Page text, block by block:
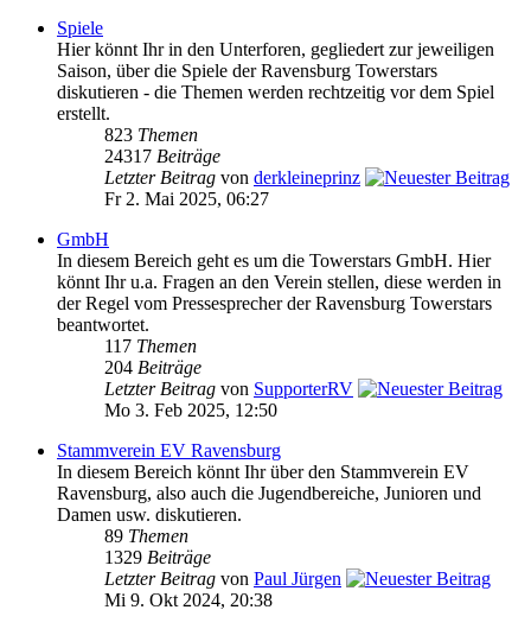
Spiele
Hier könnt Ihr in den Unterforen, gegliedert zur jeweiligen
Saison, über die Spiele der Ravensburg Towerstars
diskutieren - die Themen werden rechtzeitig vor dem Spiel
erstellt.
823 Themen
24317 Beiträge
Letzter Beitrag von derkleineprinz
Fr 2. Mai 2025, 06:27
GmbH
In diesem Bereich geht es um die Towerstars GmbH. Hier
könnt Ihr u.a. Fragen an den Verein stellen, diese werden in
der Regel vom Pressesprecher der Ravensburg Towerstars
beantwortet.
117 Themen
204 Beiträge
Letzter Beitrag von SupporterRV
Mo 3. Feb 2025, 12:50
Stammverein EV Ravensburg
In diesem Bereich könnt Ihr über den Stammverein EV
Ravensburg, also auch die Jugendbereiche, Junioren und
Damen usw. diskutieren.
89 Themen
1329 Beiträge
Letzter Beitrag von Paul Jürgen
Mi 9. Okt 2024, 20:38